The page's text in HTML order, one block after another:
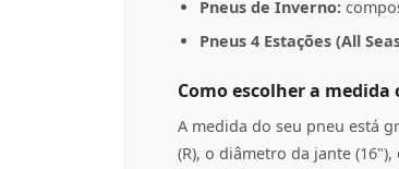
Pneus de Inverno:
Pneus 4 Estações (All
Como escolher a medida
A medida do seu pneu está
(R), o diâmetro da jante